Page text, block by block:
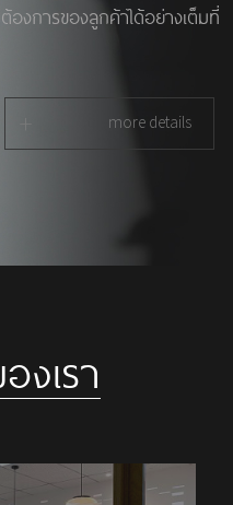
องการของลูกค้าได้อย่างเต็มที่
more details
งเรา